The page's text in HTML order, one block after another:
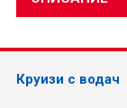
Круизи с водач